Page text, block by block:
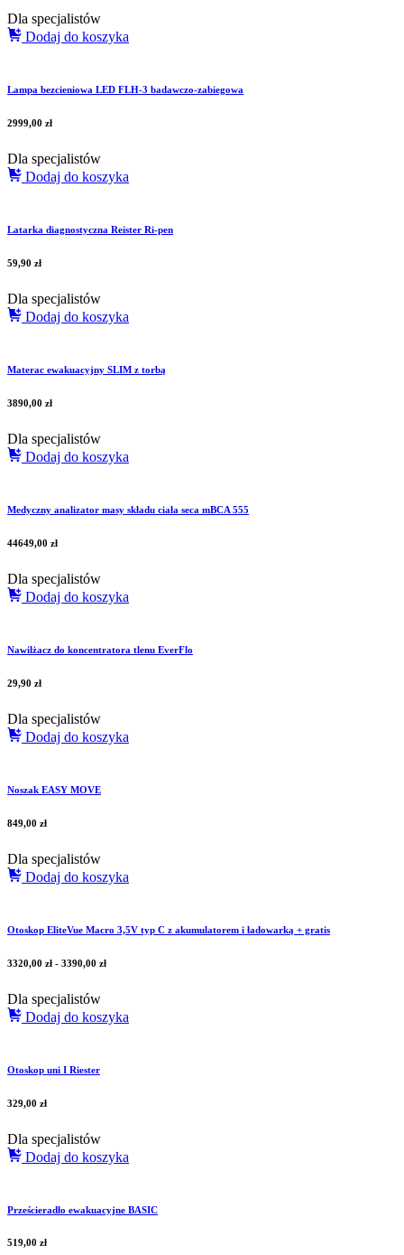
Dla specjalistów
Dodaj do koszyka
Lampa bezcieniowa LED FLH-3 badawczo-zabiegowa
2999,00 zł
Dla specjalistów
Dodaj do koszyka
Latarka diagnostyczna Reister Ri-pen
59,90 zł
Dla specjalistów
Dodaj do koszyka
Materac ewakuacyjny SLIM z torbą
3890,00 zł
Dla specjalistów
Dodaj do koszyka
Medyczny analizator masy składu ciała seca mBCA 555
44649,00 zł
Dla specjalistów
Dodaj do koszyka
Nawilżacz do koncentratora tlenu EverFlo
29,90 zł
Dla specjalistów
Dodaj do koszyka
Noszak EASY MOVE
849,00 zł
Dla specjalistów
Dodaj do koszyka
Otoskop EliteVue Macro 3,5V typ C z akumulatorem i ładowarką + gratis
3320,00 zł - 3390,00 zł
Dla specjalistów
Dodaj do koszyka
Otoskop uni I Riester
329,00 zł
Dla specjalistów
Dodaj do koszyka
Prześcieradło ewakuacyjne BASIC
519,00 zł